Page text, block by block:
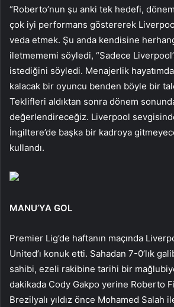
“Roberto’nun şu anki tek hedefi,
çok iyi performans göstererek
veda etmek. Şu anda kendisine
iletmememi söyledi, “Sadece
istediğini söyledi. Menajerlik
kalacak bir oyuncu benden böyle bir
Teklifleri aldıktan sonra dönem
değerlendireceğiz. Liverpool
İngiltere’de başka bir kadroya
kullandı.
MANU’YA GOL
Premier Lig’de haftanın maçında
United’ı konuk etti. Sahadan 7-0’lık
sahibi, ezeli rakibine tarihi bir
dakikada Cody Gakpo yerine Roberto
Brezilyalı yıldız önce Mohamed Salah